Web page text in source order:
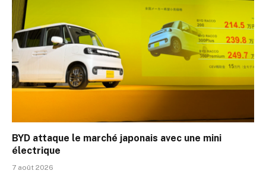
BYD attaque le marché japonais avec une mini
électrique
7 août 2026